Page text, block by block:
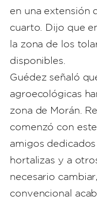
en una extensión
cuarto. Dijo que
la zona de los
disponibles.
Guédez señaló
agroecológicas
zona de Morán.
comenzó con
amigos
hortalizas y a
necesario
convencional